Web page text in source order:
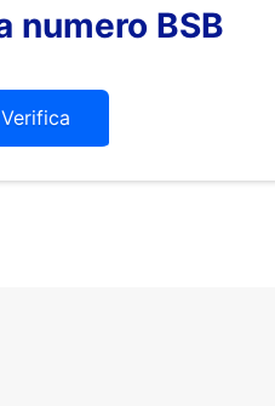
numero BSB
Verifica